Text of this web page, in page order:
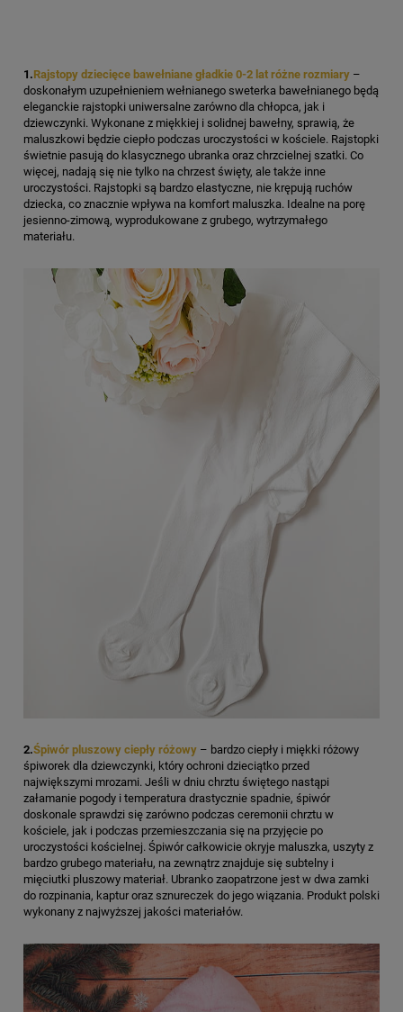
1.Rajstopy dziecięce bawełniane gładkie 0-2 lat różne rozmiary –
doskonałym uzupełnieniem wełnianego sweterka bawełnianego będą
eleganckie rajstopki uniwersalne zarówno dla chłopca, jak i
dziewczynki. Wykonane z miękkiej i solidnej bawełny, sprawią, że
maluszkowi będzie ciepło podczas uroczystości w kościele. Rajstopki
świetnie pasują do klasycznego ubranka oraz chrzcielnej szatki. Co
więcej, nadają się nie tylko na chrzest święty, ale także inne
uroczystości. Rajstopki są bardzo elastyczne, nie krępują ruchów
dziecka, co znacznie wpływa na komfort maluszka. Idealne na porę
jesienno-zimową, wyprodukowane z grubego, wytrzymałego
materiału.
2.Śpiwór pluszowy ciepły różowy – bardzo ciepły i miękki różowy
śpiworek dla dziewczynki, który ochroni dzieciątko przed
największymi mrozami. Jeśli w dniu chrztu świętego nastąpi
załamanie pogody i temperatura drastycznie spadnie, śpiwór
doskonale sprawdzi się zarówno podczas ceremonii chrztu w
kościele, jak i podczas przemieszczania się na przyjęcie po
uroczystości kościelnej. Śpiwór całkowicie okryje maluszka, uszyty z
bardzo grubego materiału, na zewnątrz znajduje się subtelny i
mięciutki pluszowy materiał. Ubranko zaopatrzone jest w dwa zamki
do rozpinania, kaptur oraz sznureczek do jego wiązania. Produkt polski
wykonany z najwyższej jakości materiałów.